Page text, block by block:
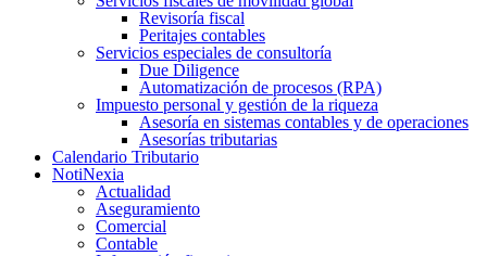
Revisoría fiscal
Peritajes contables
Servicios especiales de consultoría
Due Diligence
Automatización de procesos (RPA)
Impuesto personal y gestión de la riqueza
Asesoría en sistemas contables y de operaciones
Asesorías tributarias
Calendario Tributario
NotiNexia
Actualidad
Aseguramiento
Comercial
Contable